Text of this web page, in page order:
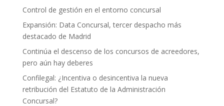
Control de gestión en el entorno concursal
Expansión: Data Concursal, tercer despacho más
destacado de Madrid
Continúa el descenso de los concursos de acreedores,
pero aún hay deberes
Confilegal: ¿Incentiva o desincentiva la nueva
retribución del Estatuto de la Administración
Concursal?